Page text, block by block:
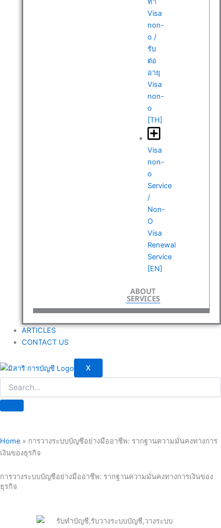
Visa
non-
o /
รับ
ต่อ
อายุ
Visa
non-
o
[TH]
Visa
non-
o
Service
/
Non-
O
Visa
Renewal
Service
[EN]
ABOUT
SERVICES
ARTICLES
CONTACT US
X
Home » การวางระบบบัญชีอย่างมืออาชีพ: รากฐานความมั่นคงทางการ
เงินของธุรกิจ
การวางระบบบัญชีอย่างมืออาชีพ: รากฐานความมั่นคงทางการเงินของ
ธุรกิจ